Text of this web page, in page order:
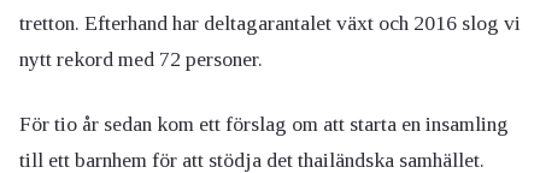
tretton. Efterhand har deltagarantalet växt och 2016 slog vi
nytt rekord med 72 personer.
För tio år sedan kom ett förslag om att starta en insamling
till ett barnhem för att stödja det thailändska samhället.